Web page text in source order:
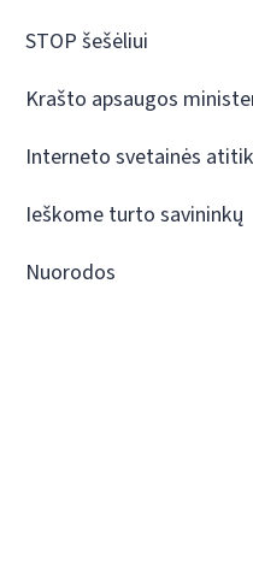
STOP šešėliui
Krašto apsaugos
Interneto svetainės
Ieškome turto savininkų
Nuorodos